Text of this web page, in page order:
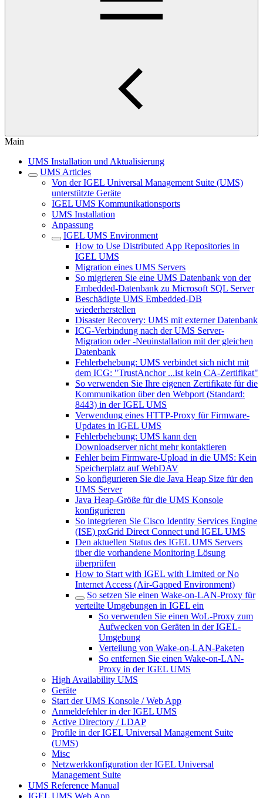
Main
UMS Installation und Aktualisierung
UMS Articles
Von der IGEL Universal Management Suite (UMS)
unterstützte Geräte
IGEL UMS Kommunikationsports
UMS Installation
Anpassung
IGEL UMS Environment
How to Use Distributed App Repositories in
IGEL UMS
Migration eines UMS Servers
So migrieren Sie eine UMS Datenbank von der
Embedded-Datenbank zu Microsoft SQL Server
Beschädigte UMS Embedded-DB
wiederherstellen
Disaster Recovery: UMS mit externer Datenbank
ICG-Verbindung nach der UMS Server-
Migration oder -Neuinstallation mit der gleichen
Datenbank
Fehlerbehebung: UMS verbindet sich nicht mit
dem ICG: "TrustAnchor ...ist kein CA-Zertifikat"
So verwenden Sie Ihre eigenen Zertifikate für die
Kommunikation über den Webport (Standard:
8443) in der IGEL UMS
Verwendung eines HTTP-Proxy für Firmware-
Updates in IGEL UMS
Fehlerbehebung: UMS kann den
Downloadserver nicht mehr kontaktieren
Fehler beim Firmware-Upload in die UMS: Kein
Speicherplatz auf WebDAV
So konfigurieren Sie die Java Heap Size für den
UMS Server
Java Heap-Größe für die UMS Konsole
konfigurieren
So integrieren Sie Cisco Identity Services Engine
(ISE) pxGrid Direct Connect und IGEL UMS
Den aktuellen Status des IGEL UMS Servers
über die vorhandene Monitoring Lösung
überprüfen
How to Start with IGEL with Limited or No
Internet Access (Air-Gapped Environment)
So setzen Sie einen Wake-on-LAN-Proxy für
verteilte Umgebungen in IGEL ein
So verwenden Sie einen WoL-Proxy zum
Aufwecken von Geräten in der IGEL-
Umgebung
Verteilung von Wake-on-LAN-Paketen
So entfernen Sie einen Wake-on-LAN-
Proxy in der IGEL UMS
High Availability UMS
Geräte
Start der UMS Konsole / Web App
Anmeldefehler in der IGEL UMS
Active Directory / LDAP
Profile in der IGEL Universal Management Suite
(UMS)
Misc
Netzwerkkonfiguration der IGEL Universal
Management Suite
UMS Reference Manual
IGEL UMS Web App